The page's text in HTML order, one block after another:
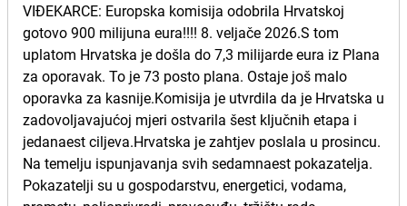
VIĐEKARCE: Europska komisija odobrila Hrvatskoj
gotovo 900 milijuna eura!!!! 8. veljače 2026.S tom
uplatom Hrvatska je došla do 7,3 milijarde eura iz Plana
za oporavak. To je 73 posto plana. Ostaje još malo
oporavka za kasnije.Komisija je utvrdila da je Hrvatska u
zadovoljavajućoj mjeri ostvarila šest ključnih etapa i
jedanaest ciljeva.Hrvatska je zahtjev poslala u prosincu.
Na temelju ispunjavanja svih sedamnaest pokazatelja.
Pokazatelji su u gospodarstvu, energetici, vodama,